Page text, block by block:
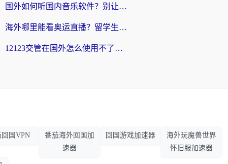
国外如何听国内音乐软件？别让地域限制，断了你的中文歌单
海外哪里能看奥运直播？留学生&海外华人必看的体育赛事观赛终极指南
12123交管在国外怎么使用不了？海外华人必看的无缝访问国内资源指南
回国VPN
番茄海外回国加
速器
回国游戏加速器
海外玩魔兽世界
怀旧服加速器